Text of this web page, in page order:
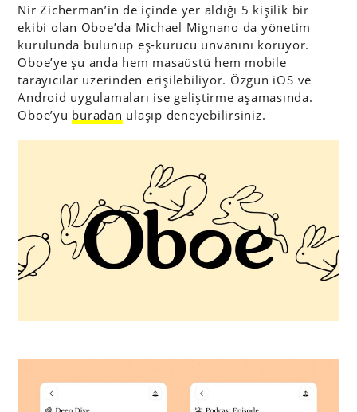
Nir Zicherman’in de içinde yer aldığı 5 kişilik bir
ekibi olan Oboe’da Michael Mignano da yönetim
kurulunda bulunup eş-kurucu unvanını koruyor.
Oboe’ye şu anda hem masaüstü hem mobile
tarayıcılar üzerinden erişilebiliyor. Özgün iOS ve
Android uygulamaları ise geliştirme aşamasında.
Oboe’yu buradan ulaşıp deneyebilirsiniz.